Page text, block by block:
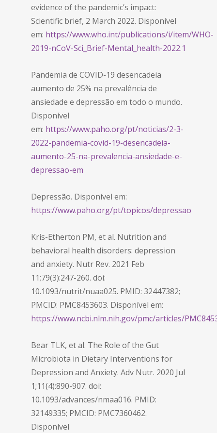
evidence of the pandemic’s impact:
Scientific brief, 2 March 2022. Disponível
em: https://www.who.int/publications/i/item/WHO-
2019-nCoV-Sci_Brief-Mental_health-2022.1
Pandemia de COVID-19 desencadeia
aumento de 25% na prevalência de
ansiedade e depressão em todo o mundo.
Disponível
em: https://www.paho.org/pt/noticias/2-3-
2022-pandemia-covid-19-desencadeia-
aumento-25-na-prevalencia-ansiedade-e-
depressao-em
Depressão. Disponível em:
https://www.paho.org/pt/topicos/depressao
Kris-Etherton PM, et al. Nutrition and
behavioral health disorders: depression
and anxiety. Nutr Rev. 2021 Feb
11;79(3):247-260. doi:
10.1093/nutrit/nuaa025. PMID: 32447382;
PMCID: PMC8453603. Disponível em:
https://www.ncbi.nlm.nih.gov/pmc/articles/
Bear TLK, et al. The Role of the Gut
Microbiota in Dietary Interventions for
Depression and Anxiety. Adv Nutr. 2020 Jul
1;11(4):890-907. doi:
10.1093/advances/nmaa016. PMID:
32149335; PMCID: PMC7360462.
Disponível